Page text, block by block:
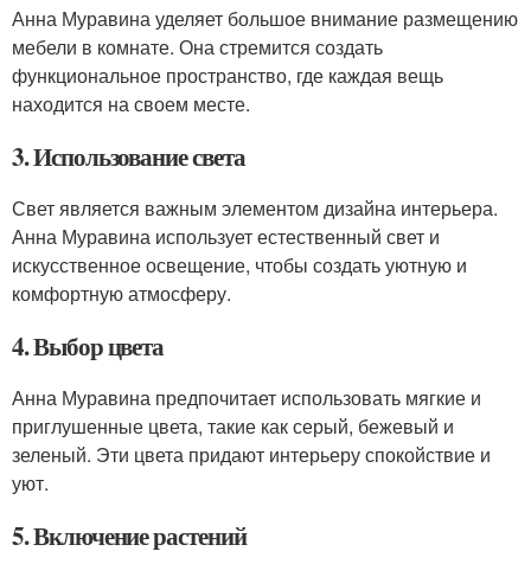
Анна Муравина уделяет большое внимание размещению
мебели в комнате. Она стремится создать
функциональное пространство, где каждая вещь
находится на своем месте.
3. Использование света
Свет является важным элементом дизайна интерьера.
Анна Муравина использует естественный свет и
искусственное освещение, чтобы создать уютную и
комфортную атмосферу.
4. Выбор цвета
Анна Муравина предпочитает использовать мягкие и
приглушенные цвета, такие как серый, бежевый и
зеленый. Эти цвета придают интерьеру спокойствие и
уют.
5. Включение растений